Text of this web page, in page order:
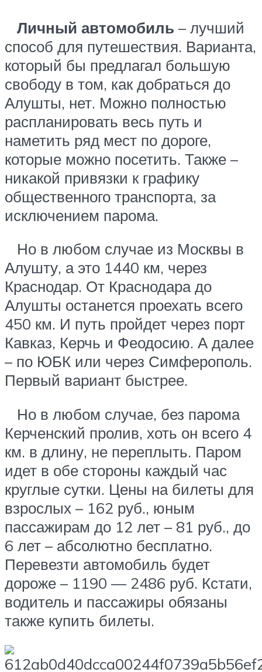
Личный автомобиль – лучший
способ для путешествия. Варианта,
который бы предлагал большую
свободу в том, как добраться до
Алушты, нет. Можно полностью
распланировать весь путь и
наметить ряд мест по дороге,
которые можно посетить. Также –
никакой привязки к графику
общественного транспорта, за
исключением парома.
Но в любом случае из Москвы в
Алушту, а это 1440 км, через
Краснодар. От Краснодара до
Алушты останется проехать всего
450 км. И путь пройдет через порт
Кавказ, Керчь и Феодосию. А далее
– по ЮБК или через Симферополь.
Первый вариант быстрее.
Но в любом случае, без парома
Керченский пролив, хоть он всего 4
км. в длину, не переплыть. Паром
идет в обе стороны каждый час
круглые сутки. Цены на билеты для
взрослых – 162 руб., юным
пассажирам до 12 лет – 81 руб., до
6 лет – абсолютно бесплатно.
Перевезти автомобиль будет
дороже – 1190 — 2486 руб. Кстати,
водитель и пассажиры обязаны
также купить билеты.